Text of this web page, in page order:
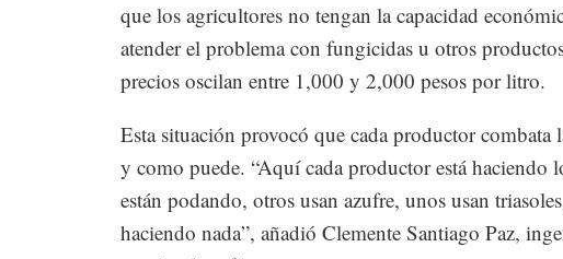
que los agricultores no tengan la capacidad
atender el problema con fungicidas u otros
precios oscilan entre 1,000 y 2,000 pesos por litro.
Esta situación provocó que cada productor combata
y como puede. “Aquí cada productor está haciendo
están podando, otros usan azufre, unos usan
haciendo nada”, añadió Clemente Santiago Paz,